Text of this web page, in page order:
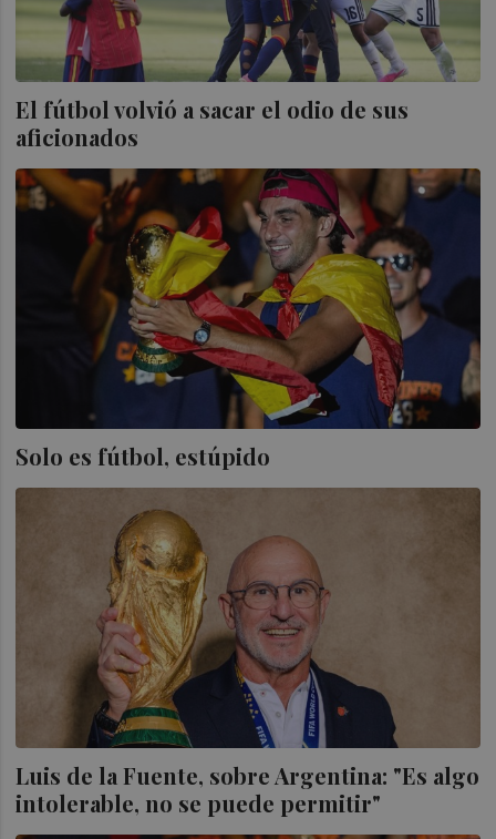
El fútbol volvió a sacar el odio de sus
aficionados
Solo es fútbol, estúpido
Luis de la Fuente, sobre Argentina: "Es algo
intolerable, no se puede permitir"